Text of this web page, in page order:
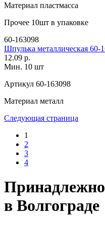
Материал пластмасса
Прочее 10шт в упаковке
60-163098
Шпулька металлическая 60-
12.09 р.
Мин. 10 шт
Артикул 60-163098
Материал металл
Следующая страница
1
2
3
4
в Волгограде